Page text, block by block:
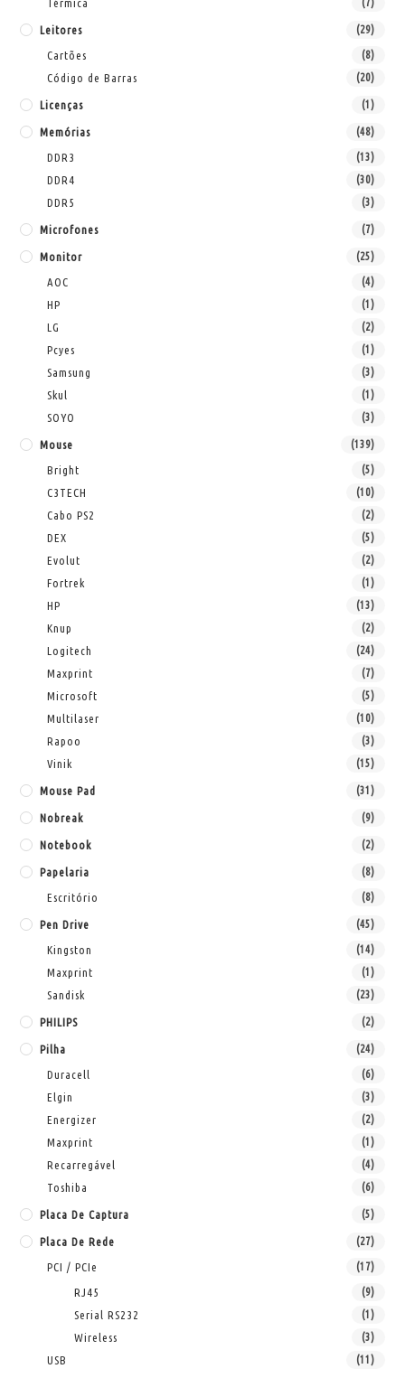
Térmica (7)
Leitores (29)
Cartões (8)
Código de Barras (20)
Licenças (1)
Memórias (48)
DDR3 (13)
DDR4 (30)
DDR5 (3)
Microfones (7)
Monitor (25)
AOC (4)
HP (1)
LG (2)
Pcyes (1)
Samsung (3)
Skul (1)
SOYO (3)
Mouse (139)
Bright (5)
C3TECH (10)
Cabo PS2 (2)
DEX (5)
Evolut (2)
Fortrek (1)
HP (13)
Knup (2)
Logitech (24)
Maxprint (7)
Microsoft (5)
Multilaser (10)
Rapoo (3)
Vinik (15)
Mouse Pad (31)
Nobreak (9)
Notebook (2)
Papelaria (8)
Escritório (8)
Pen Drive (45)
Kingston (14)
Maxprint (1)
Sandisk (23)
PHILIPS (2)
Pilha (24)
Duracell (6)
Elgin (3)
Energizer (2)
Maxprint (1)
Recarregável (4)
Toshiba (6)
Placa De Captura (5)
Placa De Rede (27)
PCI / PCIe (17)
RJ45 (9)
Serial RS232 (1)
Wireless (3)
USB (11)